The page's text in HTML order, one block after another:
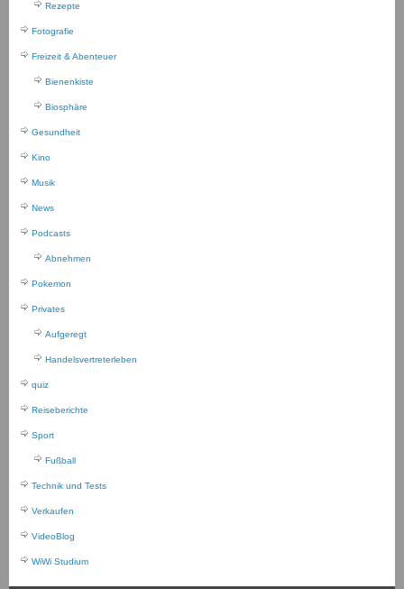
Rezepte
Fotografie
Freizeit & Abenteuer
Bienenkiste
Biosphäre
Gesundheit
Kino
Musik
News
Podcasts
Abnehmen
Pokemon
Privates
Aufgeregt
Handelsvertreterleben
quiz
Reiseberichte
Sport
Fußball
Technik und Tests
Verkaufen
VideoBlog
WiWi Studium